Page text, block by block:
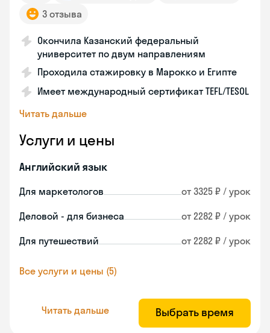
3 отзыва
Окончила Казанский федеральный
университет по двум направлениям
Проходила стажировку в Марокко и Египте
Имеет международный сертификат TEFL/TESOL
Читать дальше
Услуги и цены
Английский язык
Для маркетологов от 3325 ₽ / урок
Деловой - для бизнеса от 2282 ₽ / урок
Для путешествий от 2282 ₽ / урок
Все услуги и цены (5)
Читать дальше Выбрать время